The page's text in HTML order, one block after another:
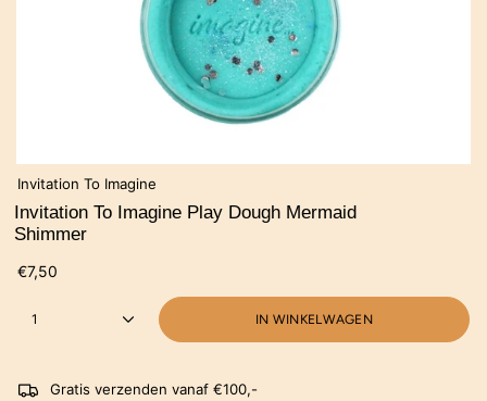
Invitation To Imagine
Invitation To Imagine Play Dough Mermaid
Shimmer
€7,50
1 IN WINKELWAGEN
Gratis verzenden vanaf €100,-